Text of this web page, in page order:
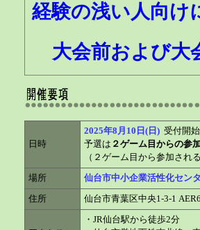
経験の浅い人向け
大会前および大
日時
2025年8月10日(日) 受付開
予選は ２ゲーム目からの参
（２ゲーム目から参加され
場所 仙台市中小企業活性化セン
住所 仙台市青葉区中央1-3-1
・JR仙台駅から徒歩2分